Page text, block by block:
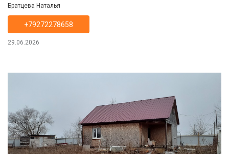
Братцева Наталья
+79272278658
29.06.2026